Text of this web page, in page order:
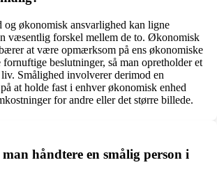
og økonomisk ansvarlighed kan ligne
væsentlig forskel mellem de to. Økonomisk
at være opmærksom på ens økonomiske
beslutninger, så man opretholder et
Smålighed involverer derimod en
at holde fast i enhver økonomisk enhed
for andre eller det større billede.
håndtere en smålig person i